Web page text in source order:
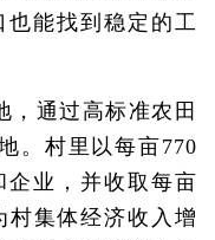
也能找到稳定的工
通过高标准农田
。村里以每亩770
企业，并收取每亩
村集体经济收入增